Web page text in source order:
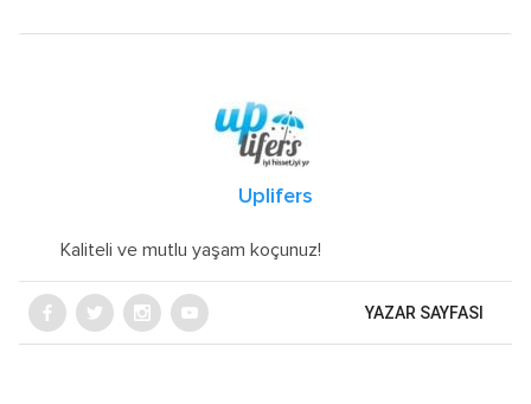
Uplifers
Kaliteli ve mutlu yaşam koçunuz!
YAZAR SAYFASI